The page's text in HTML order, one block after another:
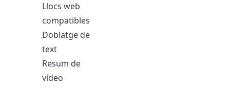
Llocs web
compatibles
Doblatge de
text
Resum de
vídeo